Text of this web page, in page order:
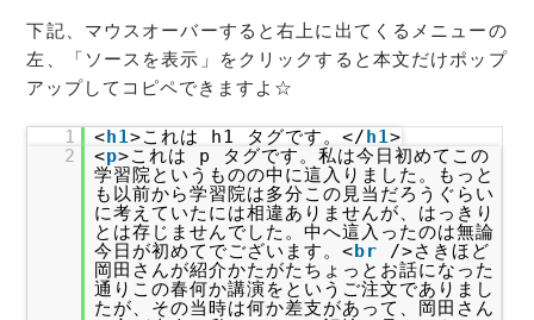
下記、マウスオーバーすると右上に出てくるメニューの
左、「ソースを表示」をクリックすると本文だけポップ
アップしてコピペできますよ☆
1 <h1>これは h1 タグです。</h1>
2
<p>これは p タグです。私は今日初めてこの
学習院というものの中に這入りました。もっと
も以前から学習院は多分この見当だろうぐらい
に考えていたには相違ありませんが、はっきり
とは存じませんでした。中へ這入ったのは無論
今日が初めてでございます。<br
/>さきほど
岡田さんが紹介かたがたちょっとお話になった
通りこの春何か講演をというご注文でありまし
たが、その当時は何か差支があって、岡田さん